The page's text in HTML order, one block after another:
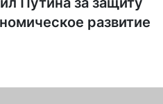
развитие